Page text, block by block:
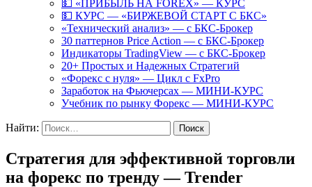
💵 «ПРИБЫЛЬ НА FOREX» — КУРС
💵 КУРС — «БИРЖЕВОЙ СТАРТ С БКС»
«Технический анализ» — с БКС-Брокер
30 паттернов Price Action — с БКС-Брокер
Индикаторы TradingView — с БКС-Брокер
20+ Простых и Надежных Стратегий
«Форекс с нуля» — Цикл с FxPro
Заработок на Фьючерсах — МИНИ-КУРС
Учебник по рынку Форекс — МИНИ-КУРС
Найти:
Стратегия для эффективной торговли
на форекс по тренду — Trender